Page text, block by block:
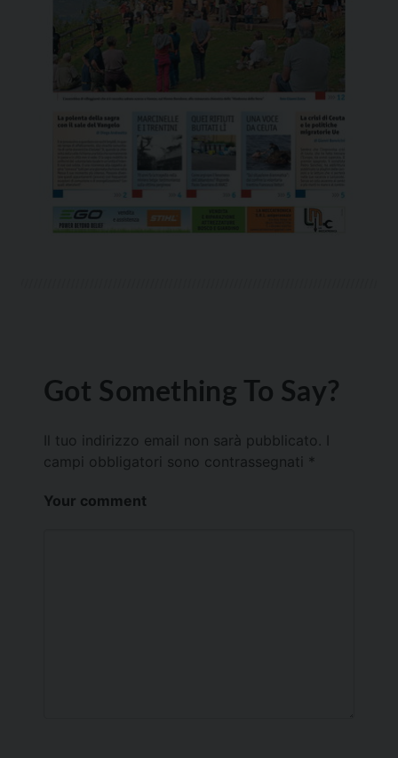
Got Something To Say?
Il tuo indirizzo email non sarà pubblicato.
campi obbligatori sono contrassegnati *
Your comment